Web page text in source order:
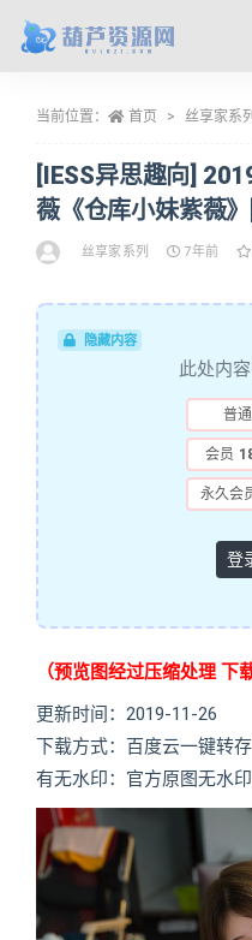
当前位置： 首页 丝享家系列
[IESS异思趣向]
薇《仓库小妹紫薇
丝享家系列 7年前
隐藏内容
此处内
普通
会员
永久会
登
（预览图经过压缩处理 下
更新时间：2019-11-26
下载方式：百度云一键转存
有无水印：官方原图无水印